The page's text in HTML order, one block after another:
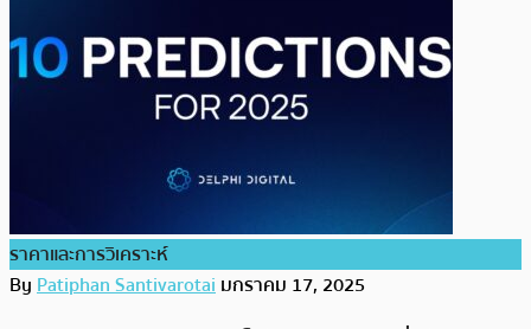
ราคาและการวิเคราะห์
ByPatiphan Santivarotaiมกราคม 17, 2025